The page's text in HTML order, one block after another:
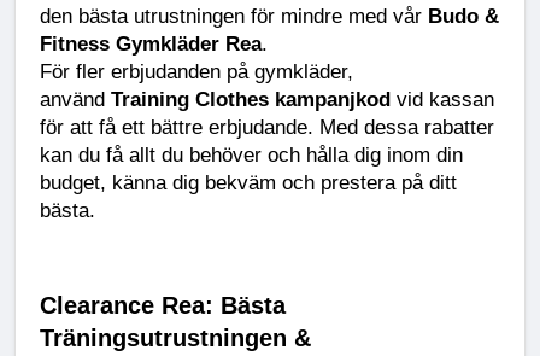
den bästa utrustningen för mindre med vår Budo &
Fitness Gymkläder Rea.
För fler erbjudanden på gymkläder,
använd Training Clothes kampanjkod vid kassan
för att få ett bättre erbjudande. Med dessa rabatter
kan du få allt du behöver och hålla dig inom din
budget, känna dig bekväm och prestera på ditt
bästa.
Clearance Rea: Bästa
Träningsutrustningen &